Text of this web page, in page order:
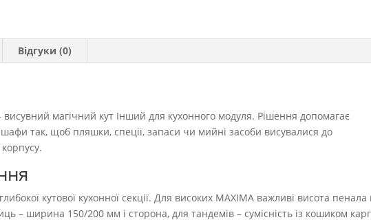
Відгуки (0)
магічний кут Інший для кухонного модуля. Рішення допомагає
так, щоб пляшки, спеції, запаси чи мийні засоби висувалися до
кутової кухонної секції. Для високих MAXIMA важливі висота пенала
– ширина 150/200 мм і сторона, для тандемів – сумісність із кошиком